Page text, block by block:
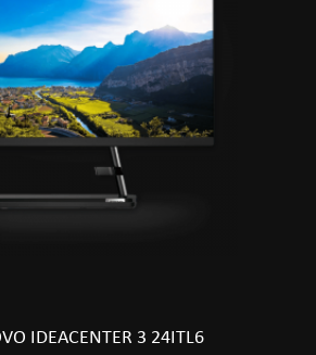
IDEACENTER 3 24ITL6